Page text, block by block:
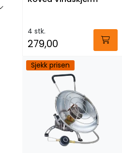
4 stk.
279,00
Sjekk prisen